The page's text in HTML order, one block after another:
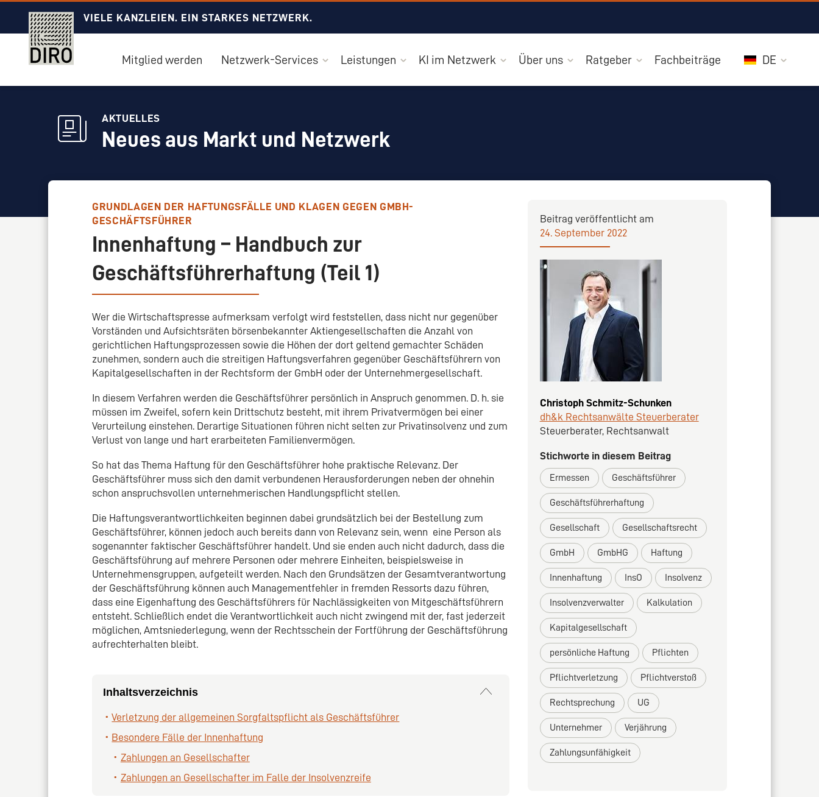
VIELE KANZLEIEN. EIN STARKES NETZWERK.
Mitglied werden Netzwerk-Services Leistungen KI im Netzwerk Über uns Ratgeber Fachbeiträge DE
AKTUELLES
Neues aus Markt und Netzwerk
GRUNDLAGEN DER HAFTUNGSFÄLLE UND KLAGEN GEGEN GMBH-
GESCHÄFTSFÜHRER
Innenhaftung – Handbuch zur
Geschäftsführerhaftung (Teil 1)
Wer die Wirtschaftspresse aufmerksam verfolgt wird feststellen, dass nicht nur gegenüber
Vorständen und Aufsichtsräten börsenbekannter Aktiengesellschaften die Anzahl von
gerichtlichen Haftungsprozessen sowie die Höhen der dort geltend gemachter Schäden
zunehmen, sondern auch die streitigen Haftungsverfahren gegenüber Geschäftsführern von
Kapitalgesellschaften in der Rechtsform der GmbH oder der Unternehmergesellschaft.
In diesem Verfahren werden die Geschäftsführer persönlich in Anspruch genommen. D. h. sie
müssen im Zweifel, sofern kein Drittschutz besteht, mit ihrem Privatvermögen bei einer
Verurteilung einstehen. Derartige Situationen führen nicht selten zur Privatinsolvenz und zum
Verlust von lange und hart erarbeiteten Familienvermögen.
So hat das Thema Haftung für den Geschäftsführer hohe praktische Relevanz. Der
Geschäftsführer muss sich den damit verbundenen Herausforderungen neben der ohnehin
schon anspruchsvollen unternehmerischen Handlungspflicht stellen.
Die Haftungsverantwortlichkeiten beginnen dabei grundsätzlich bei der Bestellung zum
Geschäftsführer, können jedoch auch bereits dann von Relevanz sein, wenn eine Person als
sogenannter faktischer Geschäftsführer handelt. Und sie enden auch nicht dadurch, dass die
Geschäftsführung auf mehrere Personen oder mehrere Einheiten, beispielsweise in
Unternehmensgruppen, aufgeteilt werden. Nach den Grundsätzen der Gesamtverantwortung
der Geschäftsführung können auch Managementfehler in fremden Ressorts dazu führen,
dass eine Eigenhaftung des Geschäftsführers für Nachlässigkeiten von Mitgeschäftsführern
entsteht. Schließlich endet die Verantwortlichkeit auch nicht zwingend mit der, fast jederzeit
möglichen, Amtsniederlegung, wenn der Rechtsschein der Fortführung der Geschäftsführung
aufrechterhalten bleibt.
Inhaltsverzeichnis
Verletzung der allgemeinen Sorgfaltspflicht als Geschäftsführer
Besondere Fälle der Innenhaftung
Zahlungen an Gesellschafter
Zahlungen an Gesellschafter im Falle der Insolvenzreife
Beitrag veröffentlicht am
24. September 2022
Christoph Schmitz-Schunken
dh&k Rechtsanwälte Steuerberater
Steuerberater, Rechtsanwalt
Stichworte in diesem Beitrag
Ermessen Geschäftsführer
Geschäftsführerhaftung
Gesellschaft Gesellschaftsrecht
GmbH GmbHG Haftung
Innenhaftung InsO Insolvenz
Insolvenzverwalter Kalkulation
Kapitalgesellschaft
persönliche Haftung Pflichten
Pflichtverletzung Pflichtverstoß
Rechtsprechung UG
Unternehmer Verjährung
Zahlungsunfähigkeit